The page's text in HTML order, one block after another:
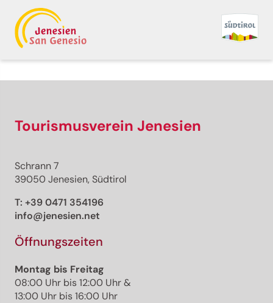
Tourismusverein Jenesien
Schrann 7
39050 Jenesien, Südtirol
T: +39 0471 354196
info@jenesien.net
Öffnungszeiten
Montag bis Freitag
08:00 Uhr bis 12:00 Uhr &
13:00 Uhr bis 16:00 Uhr